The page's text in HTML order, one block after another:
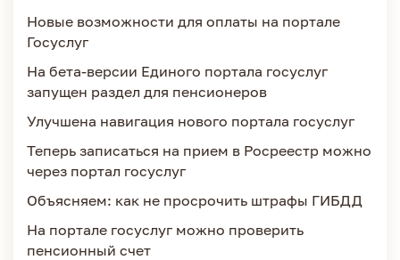
Новые возможности для оплаты на портале
Госуслуг
На бета-версии Единого портала госуслуг
запущен раздел для пенсионеров
Улучшена навигация нового портала госуслуг
Теперь записаться на прием в Росреестр можно
через портал госуслуг
Объясняем: как не просрочить штрафы ГИБДД
На портале госуслуг можно проверить
пенсионный счет